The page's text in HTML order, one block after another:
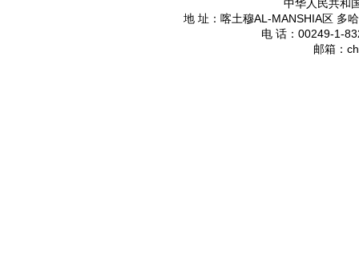
中华人民共和
地 址：喀土穆AL-MANSHIA区 多
电 话： 00249-1-
邮箱：